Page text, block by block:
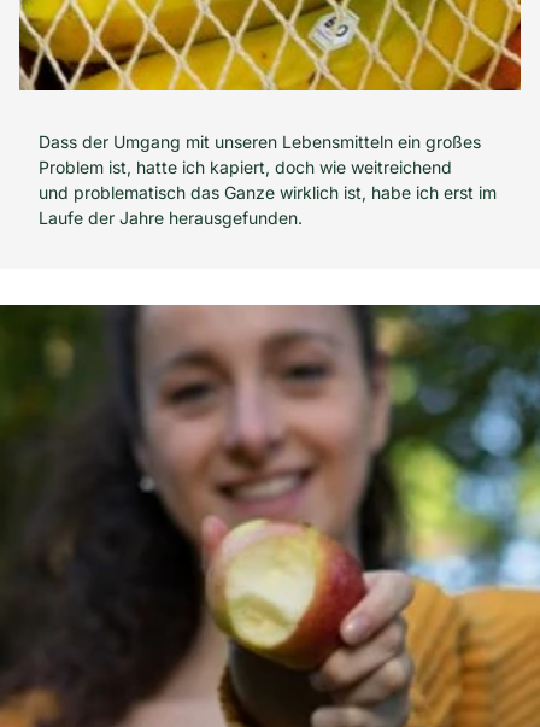
Dass der Umgang mit unseren Lebensmitteln ein großes
Problem ist, hatte ich kapiert, doch wie weitreichend
und problematisch das Ganze wirklich ist, habe ich erst im
Laufe der Jahre herausgefunden.